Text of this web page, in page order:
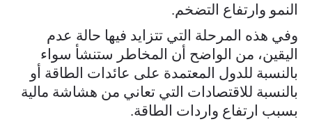
النمو وارتفاع التضخم.
وفي هذه المرحلة التي تتزايد فيها حالة عدم
اليقين، من الواضح أن المخاطر ستنشأ سواء
بالنسبة للدول المعتمدة على عائدات الطاقة أو
بالنسبة للاقتصادات التي تعاني من هشاشة مالية
بسبب ارتفاع واردات الطاقة.